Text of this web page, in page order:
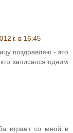
г. в 16:45
поздравляю - это
записался одним
играет со мной в